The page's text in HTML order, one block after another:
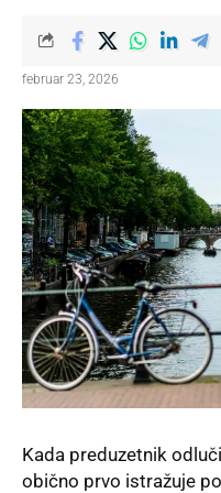
februar 23, 2026
Kada preduzetnik
obično prvo istražuje